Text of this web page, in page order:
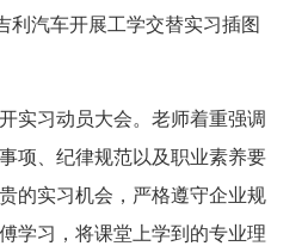
实习动员大会。老师着重强调
项、纪律规范以及职业素养要
的实习机会，严格遵守企业规
学习，将课堂上学到的专业理